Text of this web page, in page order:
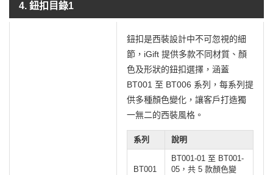
4. 鈕扣目錄1
鈕扣是西裝設計中不可忽視的細
節，iGift 提供多款不同材質、顏
色及形狀的鈕扣選擇，涵蓋
BT001 至 BT006 系列，每系列提
供多種顏色變化，讓客戶打造獨
一無二的西裝風格。
系列 說明
BT001
BT001-01 至 BT001-
05，共 5 款顏色變